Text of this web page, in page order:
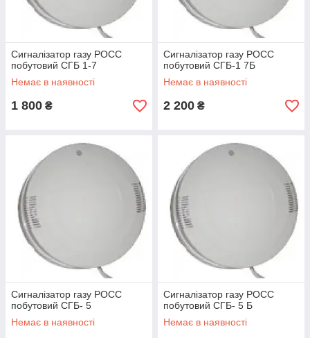
Сигналізатор газу РОСС
побутовий СГБ 1-7
Немає в наявності
1 800 ₴
Сигналізатор газу РОСС
побутовий СГБ-1 7Б
Немає в наявності
2 200 ₴
Сигналізатор газу РОСС
побутовий СГБ- 5
Немає в наявності
Сигналізатор газу РОСС
побутовий СГБ- 5 Б
Немає в наявності